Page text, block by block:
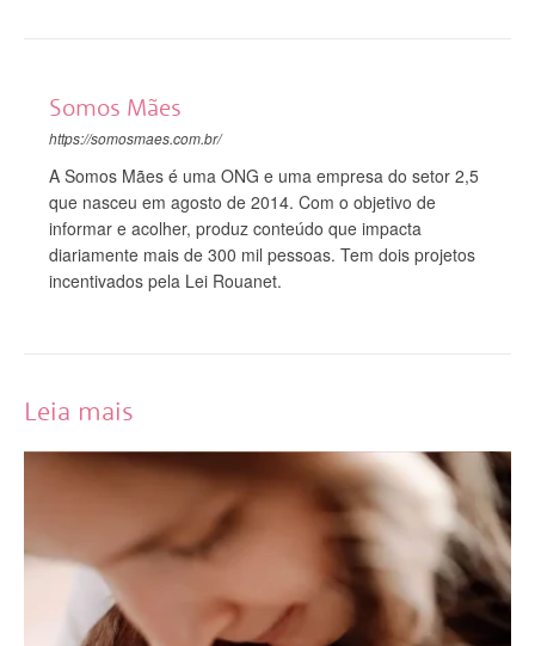
Somos Mães
https://somosmaes.com.br/
A Somos Mães é uma ONG e uma empresa do setor 2,5
que nasceu em agosto de 2014. Com o objetivo de
informar e acolher, produz conteúdo que impacta
diariamente mais de 300 mil pessoas. Tem dois projetos
incentivados pela Lei Rouanet.
Leia mais